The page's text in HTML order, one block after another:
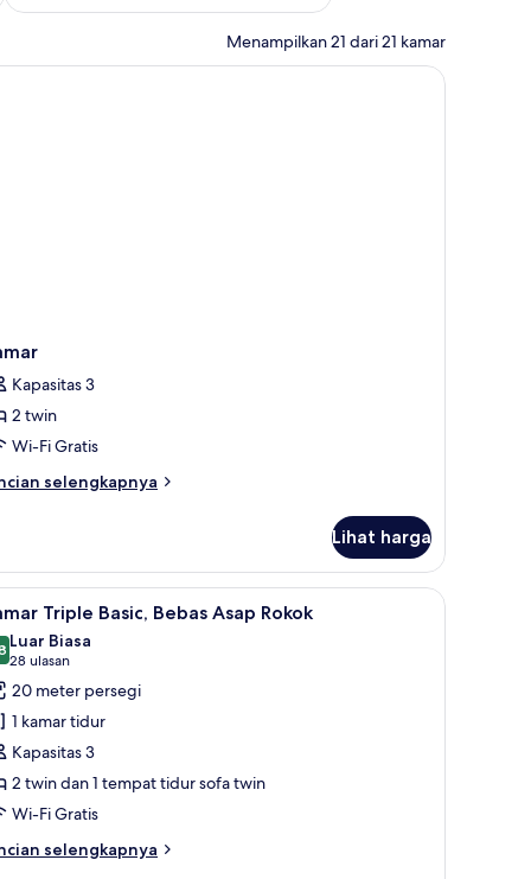
Menampilkan 21 dari 21 kamar
Kapasitas 3
2 twin
Wi-Fi Gratis
selengkapnya
Lihat harga
dan seprai linen Brankas, tirai kedap cahaya, Wi-Fi gratis,
7 Triple Basic, Bebas Asap Rokok
dari 10
Luar Biasa
28 ulasan
(28
ulasan)
20 meter persegi
1 kamar tidur
Kapasitas 3
2 twin dan 1 tempat tidur sofa twin
Wi-Fi Gratis
selengkapnya